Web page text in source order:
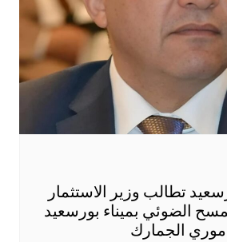
تطالب وزير الاستثمار
الضوئي بميناء بورسعيد
الجمارك